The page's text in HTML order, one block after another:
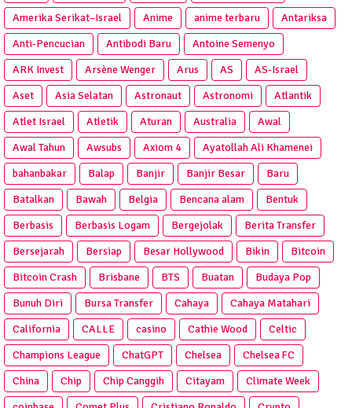
Amerika Serikat–Israel
Anime anime terbaru
Antariksa
Anti‑Pencucian
Antibodi Baru
Antoine Semenyo
ARK Invest
Arsène Wenger Arus AS
AS-Israel
Aset
Asia Selatan Astronaut Astronomi
Atlantik
Atlet Israel
Atletik Aturan Australia
Awal
Awal Tahun
Awsubs Axiom 4
Ayatollah Ali Khamenei
bahanbakar
Balap Banjir Banjir Besar
Baru
Batalkan
Bawah Belgia Bencana alam
Bentuk
Berbasis
Berbasis Logam Bergejolak
Berita Transfer
Bersejarah
Bersiap Besar Hollywood Bikin
Bitcoin
Bitcoin Crash
Brisbane BTS Buatan
Budaya Pop
Bunuh Diri
Bursa Transfer Cahaya
Cahaya Matahari
California
CALLE casino Cathie Wood
Celtic
Champions League
ChatGPT Chelsea
Chelsea FC
China
Chip Chip Canggih Citayam
Climate Week